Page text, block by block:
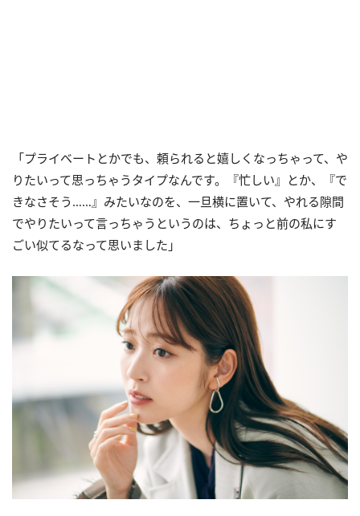
「プライベートとかでも、頼られると嬉しくなっちゃって、や
りたいって思っちゃうタイプなんです。『忙しい』とか、『で
きなさそう……』みたいなのを、一旦横に置いて、やれる隙間
でやりたいって言っちゃうというのは、ちょっと前の私にす
ごい似てるなって思いました」